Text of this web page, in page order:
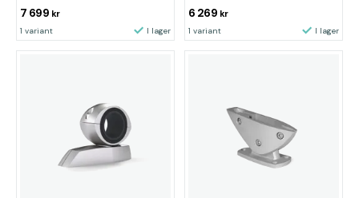
7 699 kr
1 variant I lager
6 269 kr
1 variant I lager